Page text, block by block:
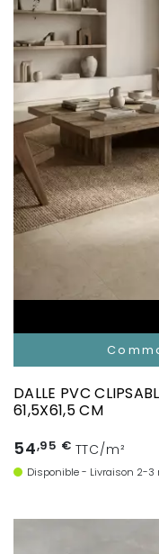
DALLE PVC
61,5X61,5 CM
54,95 € TTC/m²
Disponible - Livraison 2-3